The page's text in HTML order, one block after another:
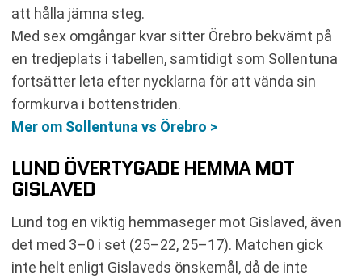
att hålla jämna steg.
Med sex omgångar kvar sitter Örebro bekvämt på
en tredjeplats i tabellen, samtidigt som Sollentuna
fortsätter leta efter nycklarna för att vända sin
formkurva i bottenstriden.
Mer om Sollentuna vs Örebro >
LUND ÖVERTYGADE HEMMA MOT
GISLAVED
Lund tog en viktig hemmaseger mot Gislaved, även
det med 3–0 i set (25–22, 25–17). Matchen gick
inte helt enligt Gislaveds önskemål, då de inte